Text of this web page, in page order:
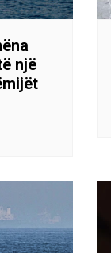
një